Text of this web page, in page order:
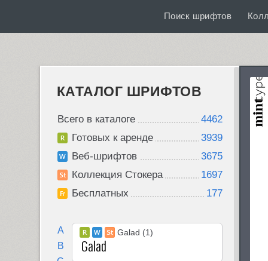
Поиск шрифтов
КАТАЛОГ ШРИФТОВ
Всего в каталоге
4462
Готовых к аренде
3939
Веб-шрифтов
3675
Коллекция Стокера
1697
Бесплатных
177
A
B
Galad (1)